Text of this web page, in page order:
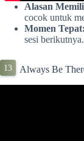
Alasan
cocok untuk
Momen Tepat:
sesi berikutnya.
Always Be